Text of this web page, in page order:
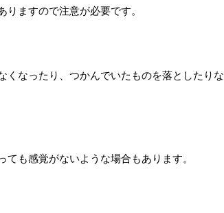
ますので注意が必要です。
なったり、つかんでいたものを落としたりな
も感覚がないような場合もあります。